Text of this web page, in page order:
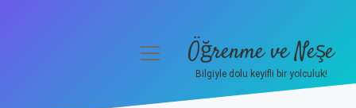
menüyüÖğrenme ve Neşe
Bilgiyle dolu keyifli bir yolculuk!